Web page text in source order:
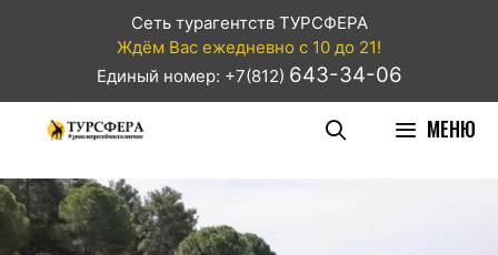
Сеть турагентств ТУРСФЕРА
Ждём Вас ежедневно с 10 до 21!
Единый номер: +7(812) 643-34-06
МЕНЮ